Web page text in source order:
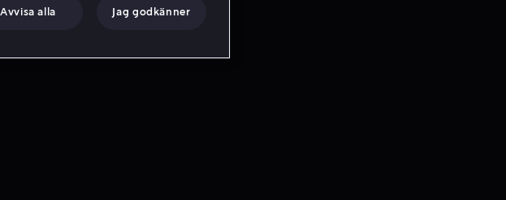
Avvisa alla Jag godkänner